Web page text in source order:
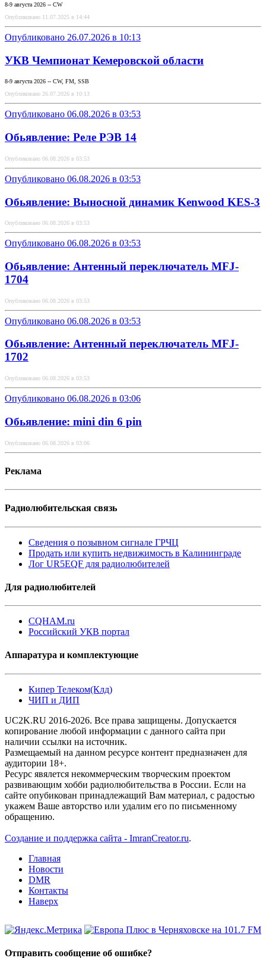
8-9 августа 2026 -- CW
Опубликовано 11.07.2025 в 14:44
Опубликовано 26.07.2026 в 10:13
УКВ Чемпионат Кемеровской области
8-9 августа 2026 -- CW, FM, SSB
Опубликовано 26.07.2026 в 10:13
Опубликовано 06.08.2026 в 03:53
Обьявление: Реле РЭВ 14
Опубликовано 06.08.2026 в 03:53
Опубликовано 06.08.2026 в 03:53
Обьявление: Выносной динамик Kenwood KES-3
Опубликовано 06.08.2026 в 03:53
Опубликовано 06.08.2026 в 03:53
Обьявление: Антенный переключатель MFJ-
1704
Опубликовано 06.08.2026 в 03:53
Опубликовано 06.08.2026 в 03:53
Обьявление: Антенный переключатель MFJ-
1702
Опубликовано 06.08.2026 в 03:53
Опубликовано 06.08.2026 в 03:06
Обьявление: mini din 6 pin
Опубликовано 06.08.2026 в 03:06
Реклама
Радиолюбительская связь
Сведения о позывном сигнале ГРЧЦ
Продать или купить недвижимость в Калининграде
Лог UR5EQF для радиолюбителей
Для радиолюбителей
CQHAM.ru
Российский УКВ портал
Аппаратура и комплектующие
Кипер Телеком(Клд)
ЧИП и ДИП
UC2K.RU 2016-2026. Все права защищены. Допускается
копирование любой информации с данного сайта при
наличии ссылки на источник.
Размещаемый на данном ресурсе контент предназначен для
аудитории 18+.
Ресурс явялется некоммерческим творческим проектом
развивающим хобби радиолюбительства в России. Если на
сайте опубикован принадлежащий Вам материал, с радостью
укажем Ваше авторство или удалим его по письменному
обращению.
Создание и поддержка сайта - ImranCreator.ru.
Главная
Новости
DMR
Контакты
Наверх
Отправить сообщение об ошибке?